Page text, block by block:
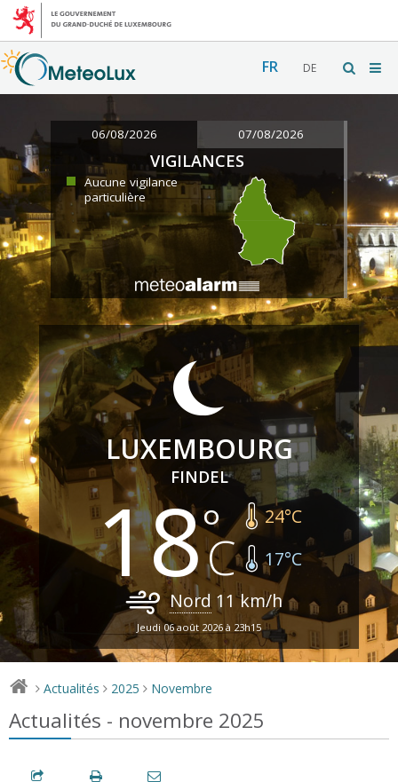
FR DE
06/08/2026 07/08/2026
VIGILANCES
Aucune vigilance
particulière
LUXEMBOURG
FINDEL
18 24°C
17°C
Nord 11km/h
Jeudi 06 août 2026 à 23h15
> Actualités > 2025 > Novembre
Actualités - novembre 2025